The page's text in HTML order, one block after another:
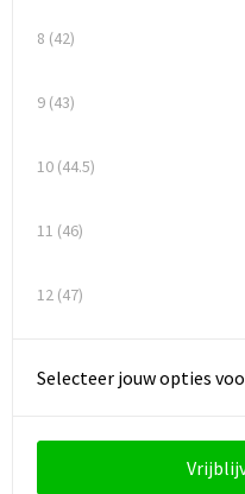
Strandtassen
Tablettassen
Toilettassen
8 (42)
9 (43)
10 (44.5)
11 (46)
12 (47)
Selecteer jouw opties